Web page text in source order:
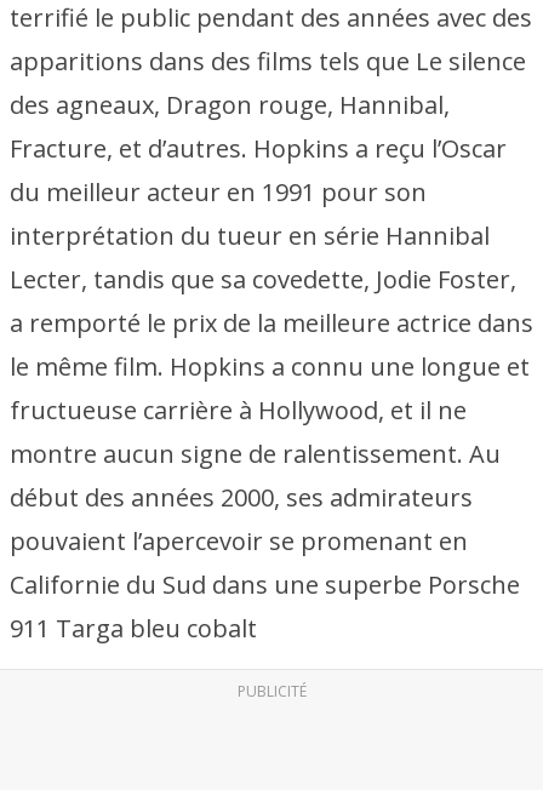
terrifié le public pendant des années avec des
apparitions dans des films tels que Le silence
des agneaux, Dragon rouge, Hannibal,
Fracture, et d’autres. Hopkins a reçu l’Oscar
du meilleur acteur en 1991 pour son
interprétation du tueur en série Hannibal
Lecter, tandis que sa covedette, Jodie Foster,
a remporté le prix de la meilleure actrice dans
le même film. Hopkins a connu une longue et
fructueuse carrière à Hollywood, et il ne
montre aucun signe de ralentissement. Au
début des années 2000, ses admirateurs
pouvaient l’apercevoir se promenant en
Californie du Sud dans une superbe Porsche
911 Targa bleu cobalt
PUBLICITÉ